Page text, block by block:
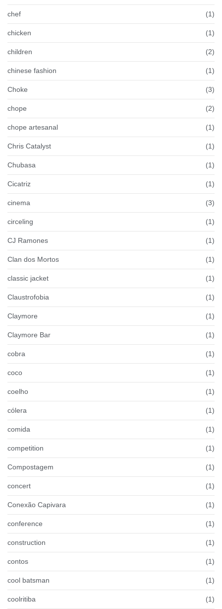
chef (1)
chicken (1)
children (2)
chinese fashion (1)
Choke (3)
chope (2)
chope artesanal (1)
Chris Catalyst (1)
Chubasa (1)
Cicatriz (1)
cinema (3)
circeling (1)
CJ Ramones (1)
Clan dos Mortos (1)
classic jacket (1)
Claustrofobia (1)
Claymore (1)
Claymore Bar (1)
cobra (1)
coco (1)
coelho (1)
cólera (1)
comida (1)
competition (1)
Compostagem (1)
concert (1)
Conexão Capivara (1)
conference (1)
construction (1)
contos (1)
cool batsman (1)
coolritiba (1)